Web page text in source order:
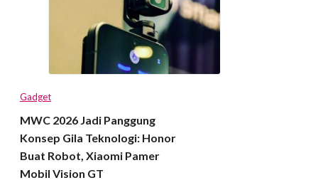
Gadget
MWC 2026 Jadi Panggung
Konsep Gila Teknologi: Honor
Buat Robot, Xiaomi Pamer
Mobil Vision GT